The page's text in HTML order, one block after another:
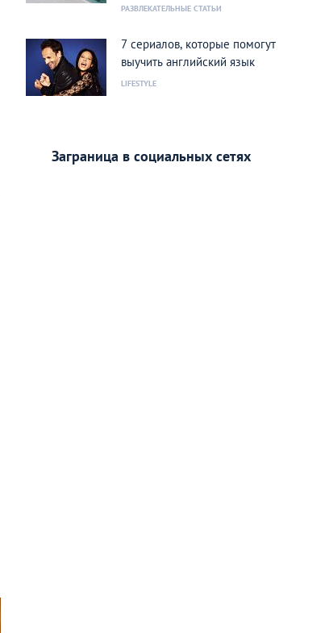
РАЗВЛЕКАТЕЛЬНЫЕ СТАТЬИ
7 сериалов, которые помогут
выучить английский язык
LIFESTYLE
Заграница в социальных сетях